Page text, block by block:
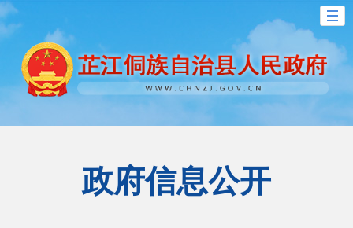
政府信息公开